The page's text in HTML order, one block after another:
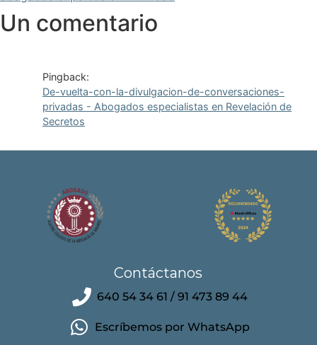
Un comentario
Pingback:
De-vuelta-con-la-divulgacion-de-conversaciones-
privadas - Abogados especialistas en Revelación de
Secretos
Contáctanos
640 54 34 61 / 91 473 89 44
Escríbemos por WhatsApp